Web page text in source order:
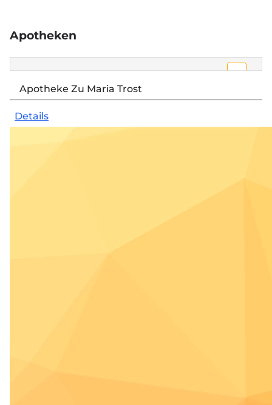
Apotheken
Google Maps wurde aufgrund Ihrer
Privatsphäre-Einstellungen nicht geladen.
Einstellungen ändern
Apotheke Zu Maria Trost
Details